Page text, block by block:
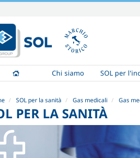
Chi siamo SOL per
SOL per la sanità Gas medicali Gas
PER LA SANITÀ